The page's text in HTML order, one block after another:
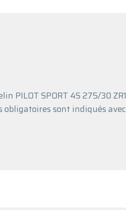
PILOT SPORT 4S 275/30
obligatoires sont indiqués avec